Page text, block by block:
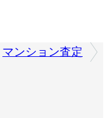
マンション査定